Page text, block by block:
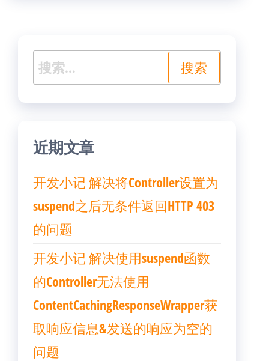
搜
索：
近期文章
开发小记 解决将Controller设置为
suspend之后无条件返回HTTP 403
的问题
开发小记 解决使用suspend函数
的Controller无法使用
ContentCachingResponseWrapper获
取响应信息&发送的响应为空的
问题